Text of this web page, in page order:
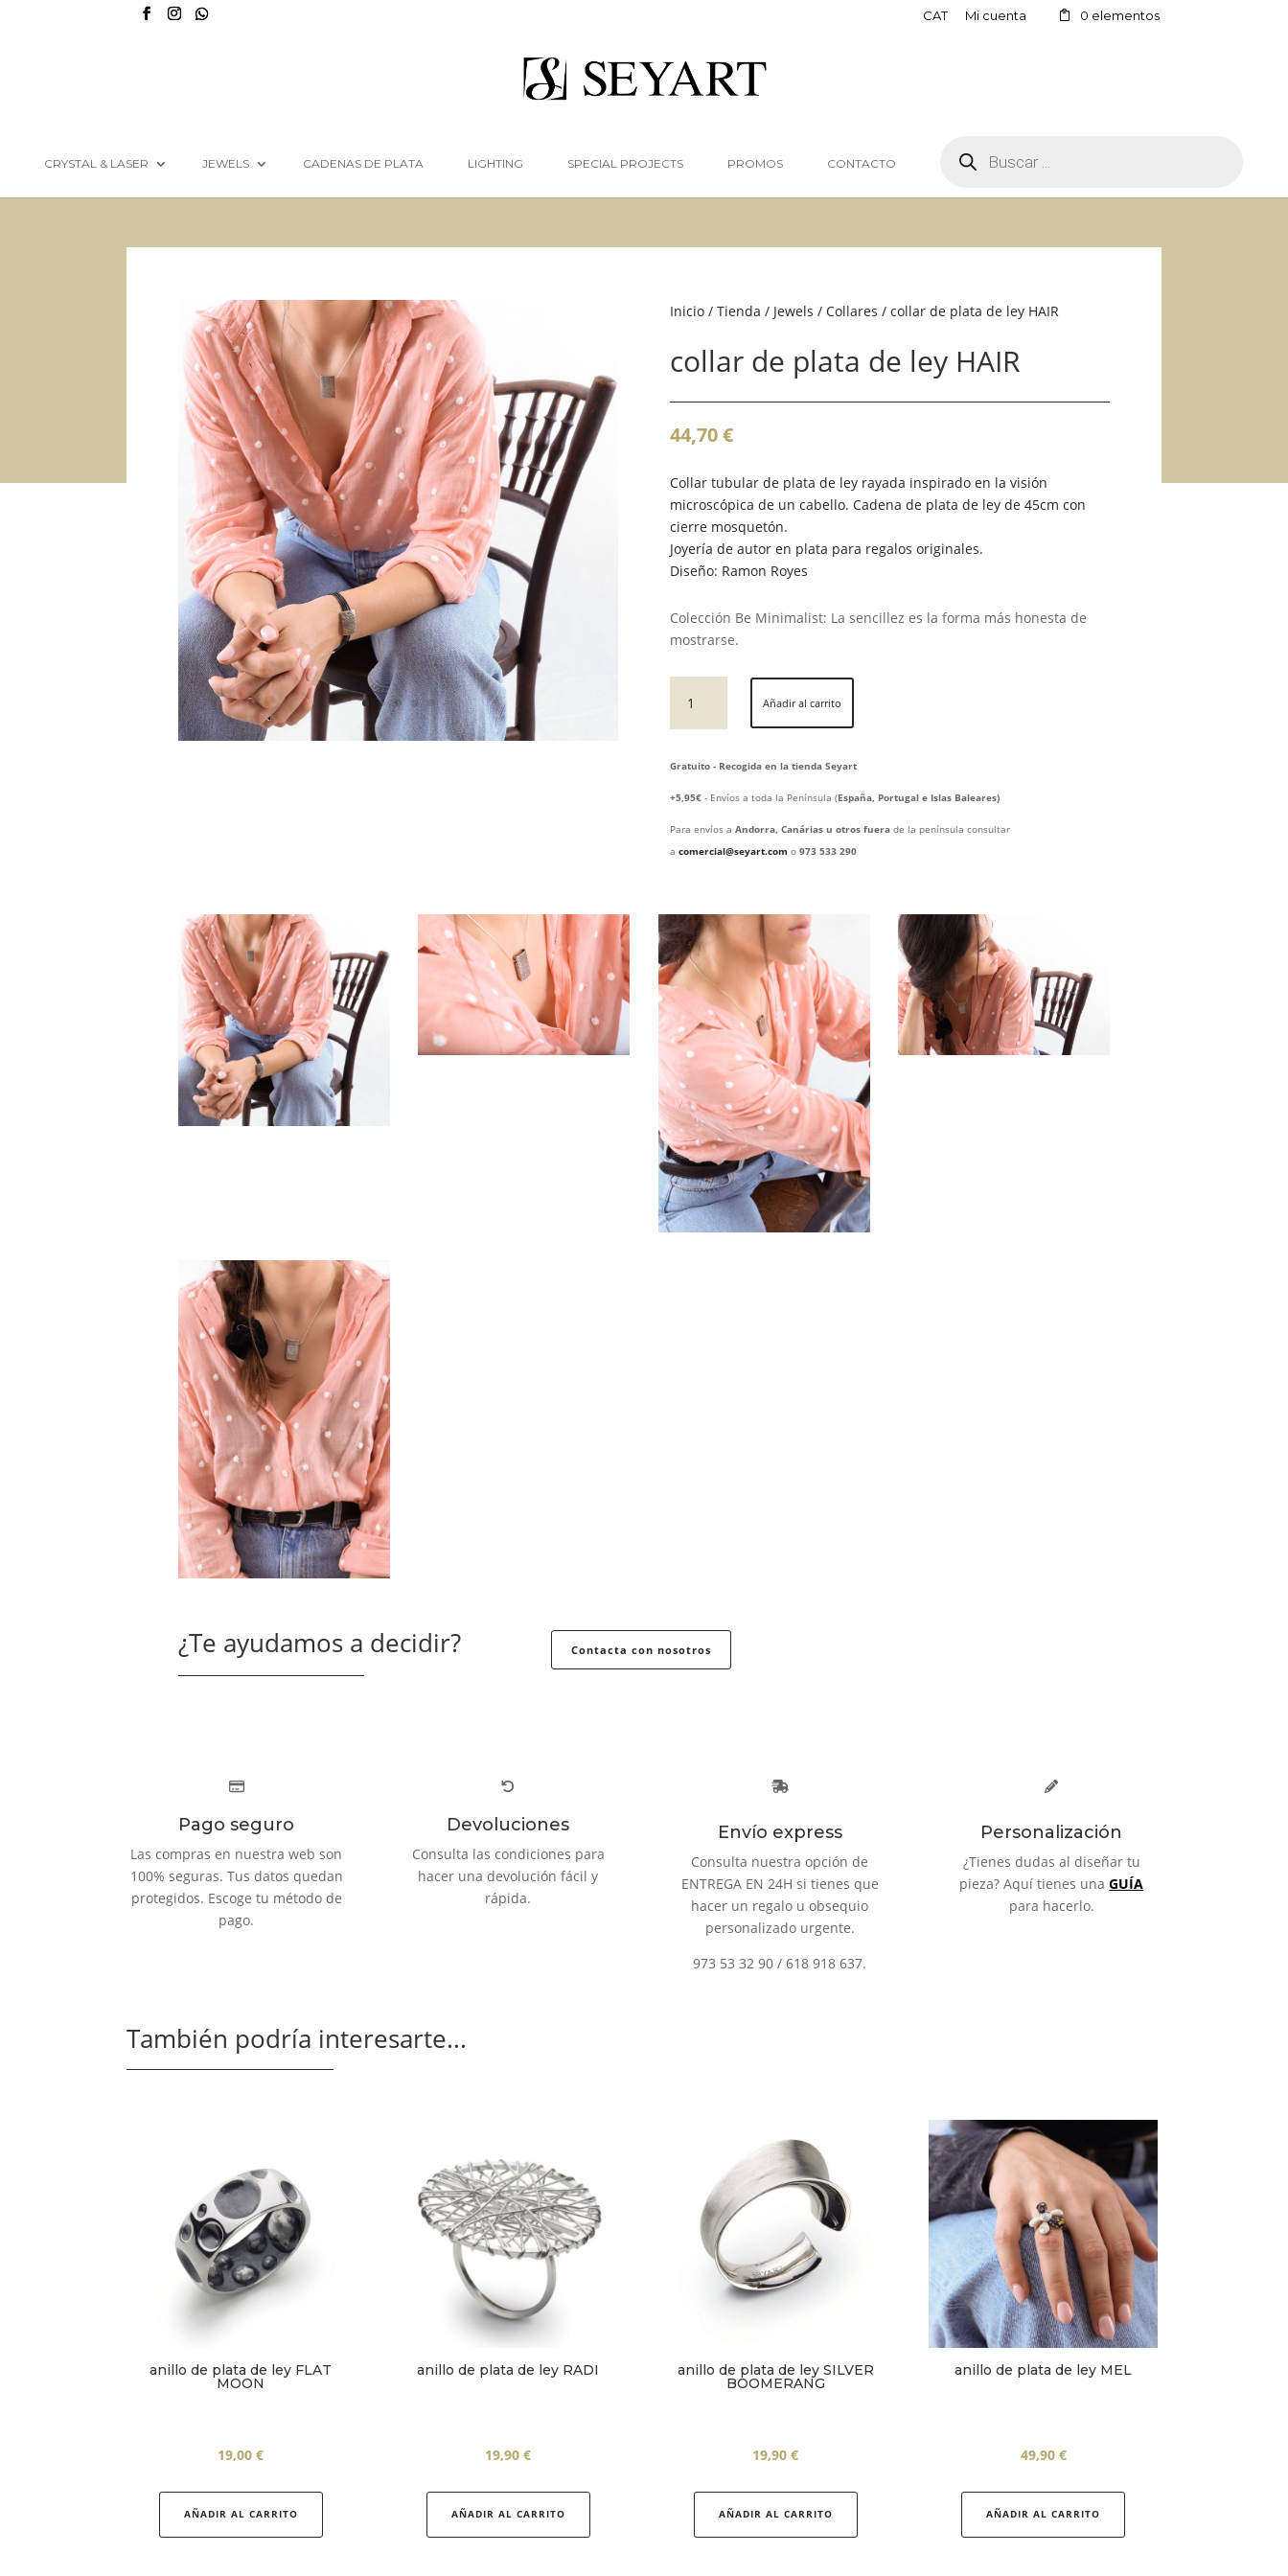
CAT Mi cuenta 0 elementos
CRYSTAL & LASER JEWELS CADENAS DE PLATA LIGHTING SPECIAL PROJECTS PROMOS CONTACTO PRODUCTOS
Inicio/ Tienda / Jewels / Collares / collar de plata de ley HAIR
collar de plata de ley HAIR
44,70€
Collar tubular de plata de ley rayada inspirado en la visión
microscópica de un cabello. Cadena de plata de ley de 45cm con
cierre mosquetón.
Joyería de autor en plata para regalos originales.
Diseño: Ramon Royes
Colección Be Minimalist: La sencillez es la forma más honesta de
mostrarse.
plata
ley
HAIR
Añadir al carrito
Gratuito - Recogida en la tienda Seyart
+5,95€- Envíos a toda la Península (España, Portugal e Islas Baleares)
Para envíos a Andorra, Canárias u otros fuerade la península consultar
a comercial@seyart.com o 973 533 290
¿Te ayudamos a decidir? Contacta con nosotros
Pago seguro
Las compras en nuestra web son
100% seguras. Tus datos quedan
protegidos. Escoge tu método de
pago.
Devoluciones
Consulta las condiciones para
hacer una devolución fácil y
rápida.
Envío express
Consulta nuestra opción de
ENTREGA EN 24H si tienes que
hacer un regalo u obsequio
personalizado urgente.
973 53 32 90 / 618 918 637.
Personalización
¿Tienes dudas al diseñar tu
pieza? Aquí tienes unaGUÍA
para hacerlo.
También podría interesarte...
anillo de plata de ley FLAT
MOON
19,00€
AÑADIR AL CARRITO
anillo de plata de ley RADI
19,90€
AÑADIR AL CARRITO
anillo de plata de ley SILVER
BOOMERANG
19,90€
AÑADIR AL CARRITO
anillo de plata de ley MEL
49,90 €
AÑADIR AL CARRITO